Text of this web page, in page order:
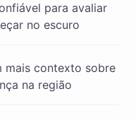
para avaliar
no escuro
mais contexto sobre
na região